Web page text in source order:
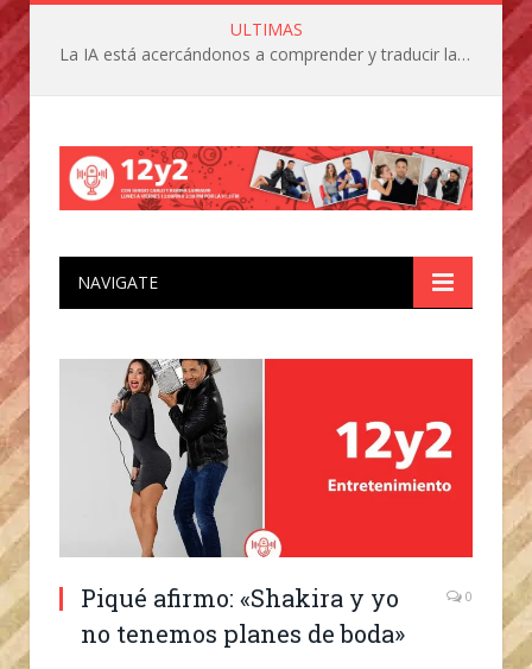
ULTIMAS
La IA está acercándonos a comprender y traducir las vocalizaciones y comportamientos de nuestras mascotas
NAVIGATE
Piqué afirmo: «Shakira y yo
no tenemos planes de boda»
0